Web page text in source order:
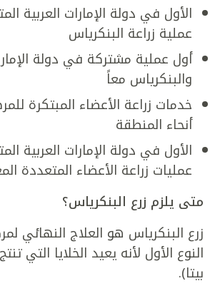
الأول في دولة الإمارات العربية
عملية زراعة البنكرياس
أول عملية مشتركة في دولة
والبنكرياس معاً
خدمات زراعة الأعضاء المبتكرة
أنحاء المنطقة
الأول في دولة الإمارات العربية
عمليات زراعة الأعضاء المتعددة
متى يلزم زرع البنكرياس؟
زرع البنكرياس هو العلاج النهائي
النوع الأول لأنه يعيد الخلايا التي
بيتا).